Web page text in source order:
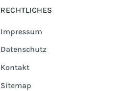
RECHTLICHES
Impressum
Datenschutz
Kontakt
Sitemap